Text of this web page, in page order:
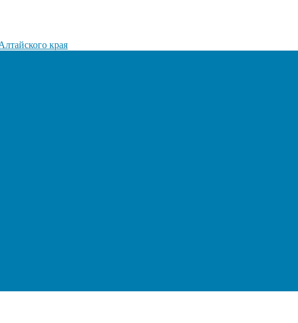
края